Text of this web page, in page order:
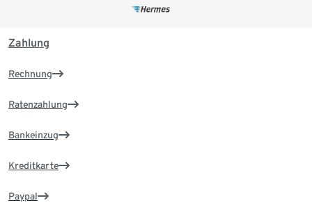
Zahlung
Rechnung
Ratenzahlung
Bankeinzug
Kreditkarte
Paypal